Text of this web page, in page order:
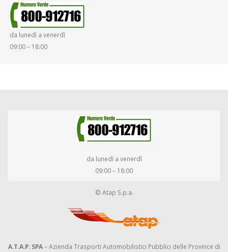
da lunedì a venerdì
09:00 – 18:00
da lunedì a venerdì
09:00 – 18:00
© Atap S.p.a.
A.T.A.P. SPA– Azienda Trasporti Automobilistici Pubblici delle Province di